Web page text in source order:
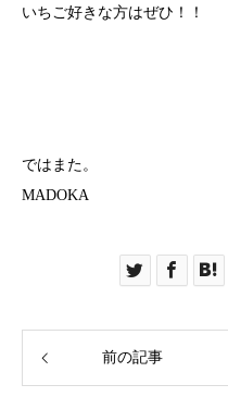
いちご好きな方はぜひ！！
ではまた。
MADOKA
前の記事